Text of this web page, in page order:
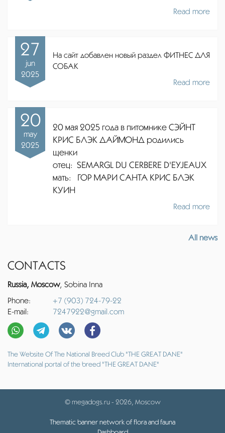
Read more
27
jun
2025
На сайт добавлен новый раздел ФИТНЕС ДЛЯ
СОБАК
Read more
20
may
2025
20 мая 2025 года в питомнике СЭЙНТ
КРИС БЛЭК ДАЙМОНД родились
щенки
отец: SEMARGL DU CERBERE D'EYJEAUX
мать: ГОР МАРИ САНТА КРИС БЛЭК
КУИН
Read more
All news
CONTACTS
Russia, Moscow, Sobina Inna
Phone:
+7 (903) 724-79-22
E-mail:
7247922@gmail.com
The Website Of The National Breed Club "THE GREAT DANE"
International portal of the breed "THE GREAT DANE"
© megadogs.ru - 2026, Moscow
Thematic banner network of flora and fauna